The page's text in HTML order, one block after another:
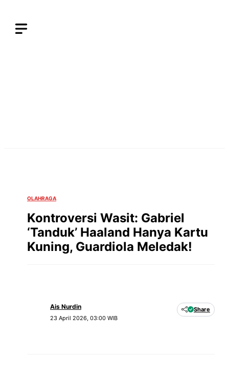
OLAHRAGA
Kontroversi Wasit: Gabriel
‘Tanduk’ Haaland Hanya Kartu
Kuning, Guardiola Meledak!
Ais Nurdin
23 April 2026, 03:00 WIB
Share